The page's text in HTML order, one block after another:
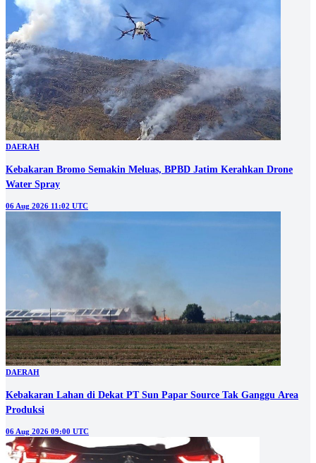
DAERAH
Kebakaran Bromo Semakin Meluas, BPBD Jatim Kerahkan Drone
Water Spray
06 Aug 2026 11:02 UTC
DAERAH
Kebakaran Lahan di Dekat PT Sun Papar Source Tak Ganggu Area
Produksi
06 Aug 2026 09:00 UTC